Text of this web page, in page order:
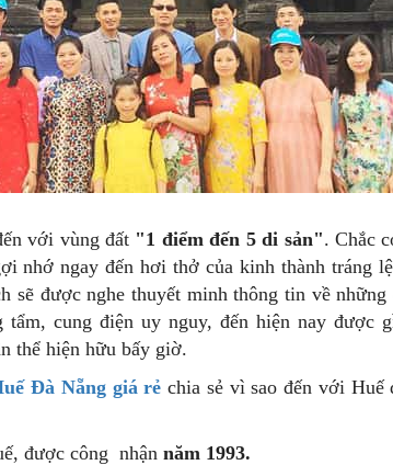
với vùng đất "1 điểm đến 5 di sản". Chắc
nhớ ngay đến hơi thở của kinh thành tráng
sẽ được nghe thuyết minh thông tin về những
tẩm, cung điện uy nguy, đến hiện nay được
thể hiện hữu bấy giờ.
Đà Nẵng giá rẻ chia sẻ vì sao đến với Huế
được công nhận năm 1993.